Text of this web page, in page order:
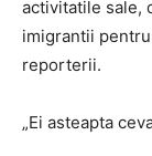
activitatile sale,
imigrantii
reporterii.
„Ei asteapta